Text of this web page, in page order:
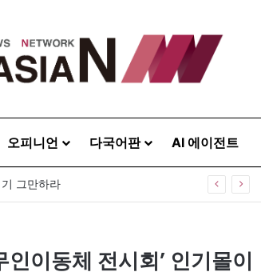
오피니언 다국어판 AI 에이전트
그만하라
인이동체 전시회’ 인기몰이